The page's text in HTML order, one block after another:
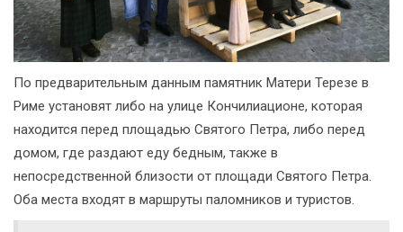
По предварительным данным памятник Матери Терезе в
Риме установят либо на улице Кончилиационе, которая
находится перед площадью Святого Петра, либо перед
домом, где раздают еду бедным, также в
непосредственной близости от площади Святого Петра.
Оба места входят в маршруты паломников и туристов.